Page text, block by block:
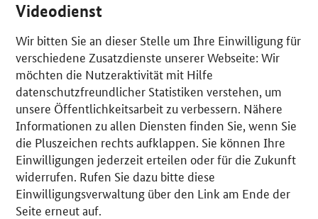
Videodienst
Wir bitten Sie an dieser Stelle um Ihre Einwilligung für
verschiedene Zusatzdienste unserer Webseite: Wir
möchten die Nutzeraktivität mit Hilfe
datenschutzfreundlicher Statistiken verstehen, um
unsere Öffentlichkeitsarbeit zu verbessern. Nähere
Informationen zu allen Diensten finden Sie, wenn Sie
die Pluszeichen rechts aufklappen. Sie können Ihre
Einwilligungen jederzeit erteilen oder für die Zukunft
widerrufen. Rufen Sie dazu bitte diese
Einwilligungsverwaltung über den Link am Ende der
Seite erneut auf.